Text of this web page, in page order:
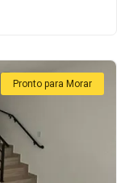
Pronto para Morar